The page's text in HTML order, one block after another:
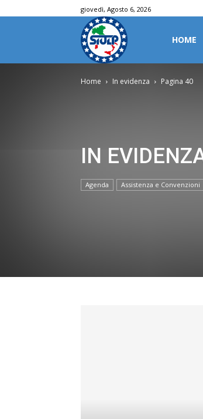
giovedì, Agosto 6, 2026
HOME
Home In evidenza Pagina 40
IN
Agenda Assistenza e Convenzioni